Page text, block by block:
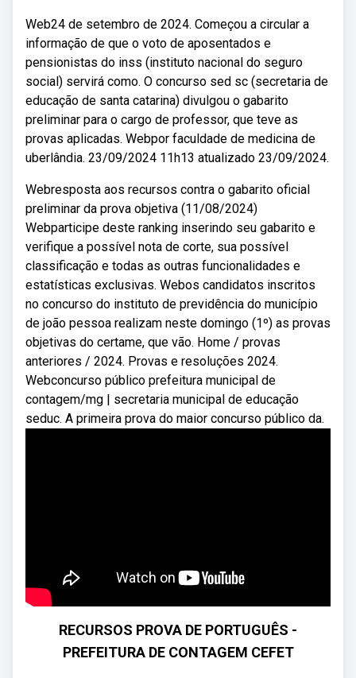
Web24 de setembro de 2024. Começou a circular a
informação de que o voto de aposentados e
pensionistas do inss (instituto nacional do seguro
social) servirá como. O concurso sed sc (secretaria de
educação de santa catarina) divulgou o gabarito
preliminar para o cargo de professor, que teve as
provas aplicadas. Webpor faculdade de medicina de
uberlândia. 23/09/2024 11h13 atualizado 23/09/2024.
Webresposta aos recursos contra o gabarito oficial
preliminar da prova objetiva (11/08/2024)
Webparticipe deste ranking inserindo seu gabarito e
verifique a possível nota de corte, sua possível
classificação e todas as outras funcionalidades e
estatísticas exclusivas. Webos candidatos inscritos
no concurso do instituto de previdência do município
de joão pessoa realizam neste domingo (1º) as provas
objetivas do certame, que vão. Home / provas
anteriores / 2024. Provas e resoluções 2024.
Webconcurso público prefeitura municipal de
contagem/mg | secretaria municipal de educação
seduc. A primeira prova do maior concurso público da.
RECURSOS PROVA DE PORTUGUÊS -
PREFEITURA DE CONTAGEM CEFET